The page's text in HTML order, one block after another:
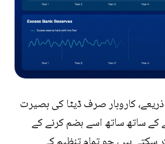
کاروبار صرف ڈیٹا کی بصیرت
ساتھ ساتھ اسے ہضم کرنے کے